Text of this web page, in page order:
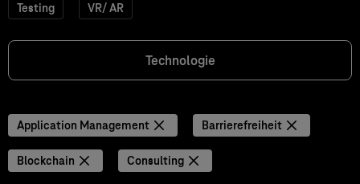
Testing VR/ AR
Technologie
Application Management Barrierefreiheit
Blockchain Consulting